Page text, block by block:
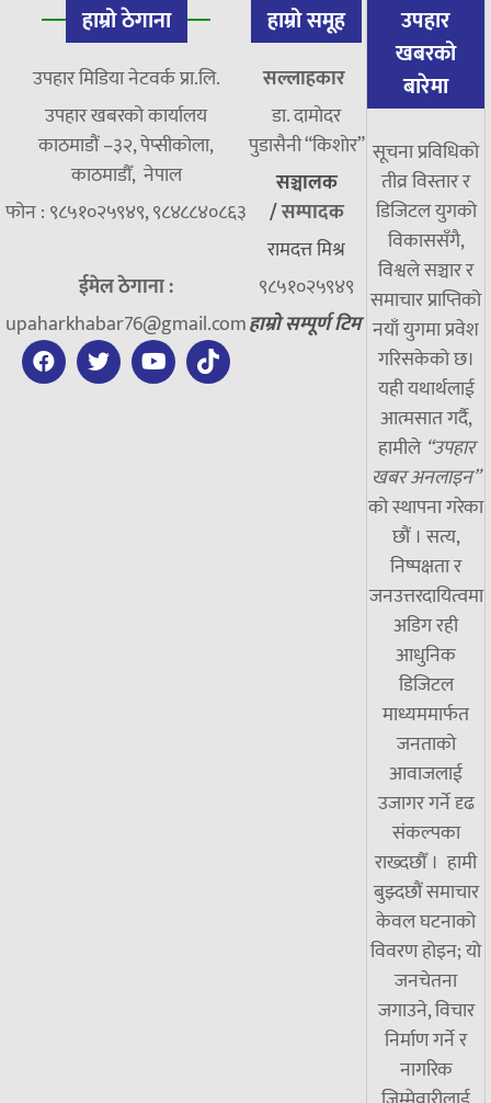
हाम्रो ठेगाना
उपहार मिडिया नेटवर्क प्रा.लि.
उपहार खबरको कार्यालय
काठमाडौं –३२, पेप्सीकोला,
काठमाडौँ, नेपाल
फोन : ९८५१०२५९४९, ९८४८८४०८६३
ईमेल ठेगाना :
upaharkhabar76@gmail.com
हाम्रो समूह
सल्लाहकार
डा. दामाेदर
पुडासैनी “किशाेर”
सञ्चालक
/सम्पादक
रामदत्त मिश्र
९८५१०२५९४९
हाम्रो सम्पूर्ण टिम
उपहार
खबरको
बारेमा
सूचना प्रविधिको
तीव्र विस्तार र
डिजिटल युगको
विकाससँगै,
विश्वले सञ्चार र
समाचार प्राप्तिको
नयाँ युगमा प्रवेश
गरिसकेको छ।
यही यथार्थलाई
आत्मसात गर्दै,
हामीले “उपहार
खबर अनलाइन”
को स्थापना गरेका
छौं । सत्य,
निष्पक्षता र
जनउत्तरदायित्वमा
अडिग रही
आधुनिक
डिजिटल
माध्यममार्फत
जनताको
आवाजलाई
उजागर गर्ने दृढ
संकल्पका
राख्दछौँ । हामी
बुझ्दछौं समाचार
केवल घटनाको
विवरण होइन; यो
जनचेतना
जगाउने, विचार
निर्माण गर्ने र
नागरिक